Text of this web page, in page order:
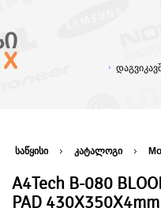
საწყისი კატალოგი
A4Tech B-080
PAD 430X350X4mm